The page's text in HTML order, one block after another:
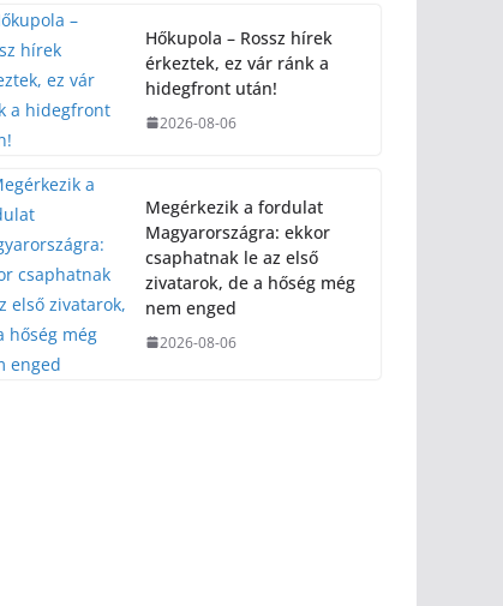
Hőkupola – Rossz hírek
érkeztek, ez vár ránk a
hidegfront után!
2026-08-06
Megérkezik a fordulat
Magyarországra: ekkor
csaphatnak le az első
zivatarok, de a hőség még
nem enged
2026-08-06